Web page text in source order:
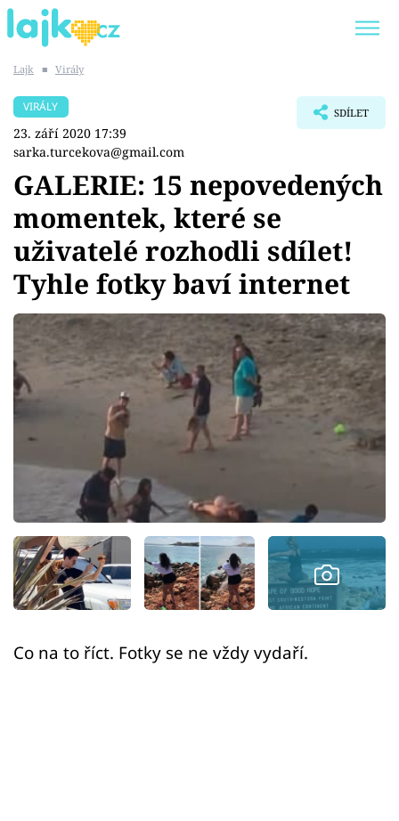
SHOPAHOLICADEL
Témata
Showbyznys
Youtubeři
Virály
Sex a vztahy
Videa
Sledujte prima+
Přihlášení
Sledujte nás
Lajk ■ Virály
VIRÁLY
23. září 2020 17:39
sarka.turcekova@gmail.com
SDÍLET
GALERIE: 15 nepovedených
momentek, které se
uživatelé rozhodli sdílet!
Tyhle fotky baví internet
Co na to říct. Fotky se ne vždy vydaří.